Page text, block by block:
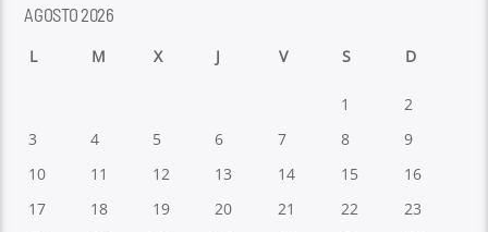
AGOSTO 2026
L M X J V S D
1
2
3
4 5 6 7 8
9
10
11 12 13 14 15
16
17
18 19 20 21 22
23